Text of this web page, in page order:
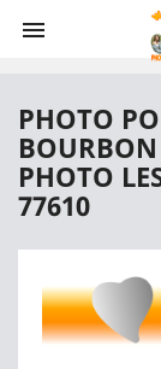

PHOTO
PHOTO
77610